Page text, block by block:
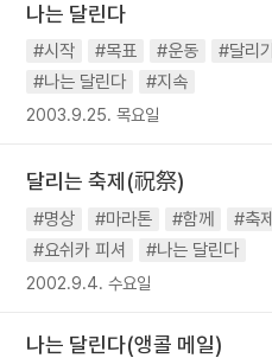
나는 달린다
#시작 #목표 #운동 #달리기
#나는 달린다
#지속
2003.9.25. 목요일
달리는 축제(祝祭)
#명상 #마라톤 #함께 #축제
#요쉬카 피셔
#나는 달린다
2002.9.4. 수요일
나는 달린다(앵콜 메일)